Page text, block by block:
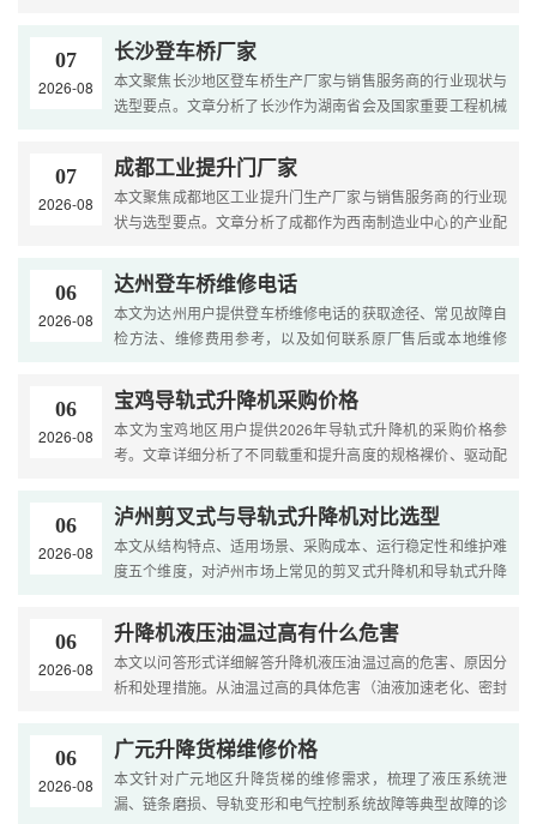
07
2026-08
长沙登车桥厂家
本文聚焦长沙地区登车桥生产厂家与销售服务商的行业现状与
选型要点。文章分析了长沙作为湖南省会及国家重要工程机械
规....
07
2026-08
成都工业提升门厂家
本文聚焦成都地区工业提升门生产厂家与销售服务商的行业现
状与选型要点。文章分析了成都作为西南制造业中心的产业配
求，....
06
2026-08
达州登车桥维修电话
本文为达州用户提供登车桥维修电话的获取途径、常见故障自
检方法、维修费用参考，以及如何联系原厂售后或本地维修
06
2026-08
宝鸡导轨式升降机采购价格
本文为宝鸡地区用户提供2026年导轨式升降机的采购价格参
考。文章详细分析了不同载重和提升高度的规格裸价、驱动配
型策....
06
2026-08
泸州剪叉式与导轨式升降机对比选型
本文从结构特点、适用场景、采购成本、运行稳定性和维护难
度五个维度，对泸州市场上常见的剪叉式升降机和导轨式升降
流....
06
2026-08
升降机液压油温过高有什么危害
本文以问答形式详细解答升降机液压油温过高的危害、原因分
析和处理措施。从油温过高的具体危害（油液加速老化、密封
到....
06
2026-08
广元升降货梯维修价格
本文针对广元地区升降货梯的维修需求，梳理了液压系统泄
漏、链条磨损、导轨变形和电气控制系统故障等典型故障的诊